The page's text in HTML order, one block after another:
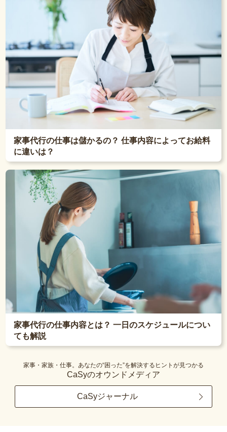
家事代行の仕事は儲かるの？ 仕事内容によってお給料
に違いは？
家事代行の仕事内容とは？ 一日のスケジュールについ
ても解説
家事・家族・仕事。あなたの“困った”を解決するヒントが見つかる
CaSyのオウンドメディア
CaSyジャーナル